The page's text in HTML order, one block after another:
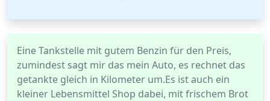
Eine Tankstelle mit gutem Benzin für den Preis,
zumindest sagt mir das mein Auto, es rechnet das
getankte gleich in Kilometer um.Es ist auch ein
kleiner Lebensmittel Shop dabei, mit frischem Brot